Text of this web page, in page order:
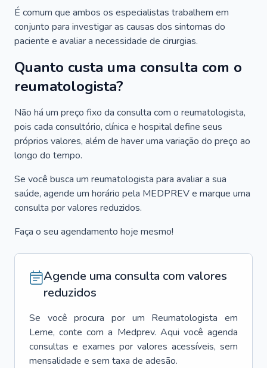
É comum que ambos os especialistas trabalhem em
conjunto para investigar as causas dos sintomas do
paciente e avaliar a necessidade de cirurgias.
Quanto custa uma consulta com o
reumatologista?
Não há um preço fixo da consulta com o reumatologista,
pois cada consultório, clínica e hospital define seus
próprios valores, além de haver uma variação do preço ao
longo do tempo.
Se você busca um reumatologista para avaliar a sua
saúde, agende um horário pela MEDPREV e marque uma
consulta por valores reduzidos.
Faça o seu agendamento hoje mesmo!
Agende uma consulta com valores
reduzidos
Se você procura por um Reumatologista em
Leme, conte com a Medprev. Aqui você agenda
consultas e exames por valores acessíveis, sem
mensalidade e sem taxa de adesão.